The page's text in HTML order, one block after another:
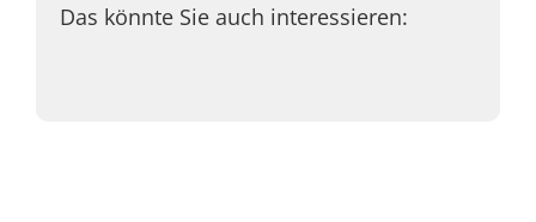
Das könnte Sie auch interessieren: